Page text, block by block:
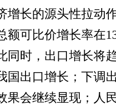
增长的源头性拉动
额可比价增长率在
时，出口增长将趋
国出口增长；下调
果会继续显现；人